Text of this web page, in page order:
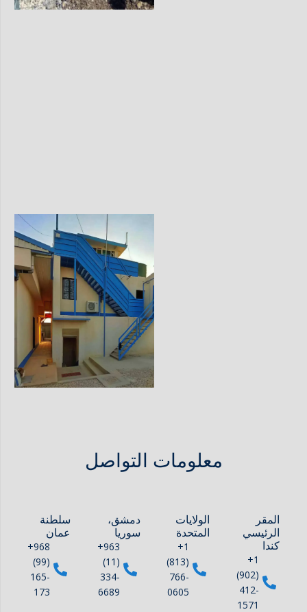
معلومات التواصل
المقر
الرئيسي
كندا
+1
(902)
412-
1571
الولايات
المتحدة
+1
(813)
766-
0605
دمشق،
سوريا
+963
(11)
334-
6689
سلطنة
عمان
+968
(99)
165-
173